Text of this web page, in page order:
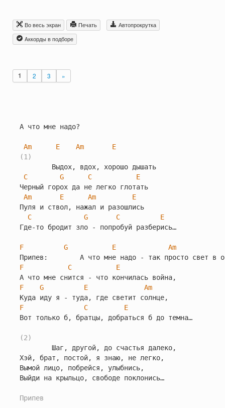
Во весь экран Печать
Автопрокрутка
Aккорды в подборе
1 2 3 »
А что мне надо?
Am E Am
E
(1)
        Выдох, вдох, хорошо дышать
C
G C
E
Черный горох да не легко глотать
Am
E Am
E
Пуля и ствол, нажал и разошлись
C
G C
E
Где-то бродит зло - попробуй разберись…
F G E Am
F C
E
F
G E
Am
F
C
E
Вот только б, братцы, добраться б до темна…
(2)
        Шаг, другой, до счастья далеко,
Хэй, брат, постой, я знаю, не легко,
Вымой лицо, побрейся, улыбнись,
Выйди на крыльцо, свободе поклонись…
Припев